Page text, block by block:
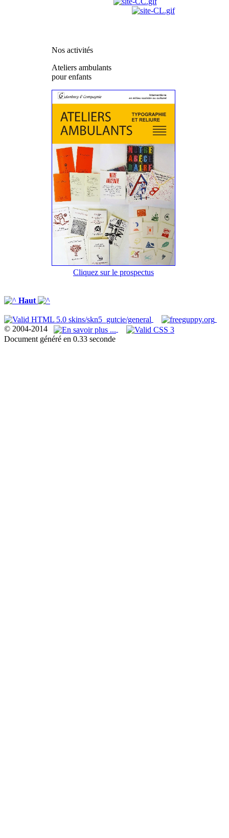
Nos activités
Ateliers ambulants
pour enfants
Cliquez sur le prospectus
Haut
© 2004-2014
Document généré en 0.33 seconde